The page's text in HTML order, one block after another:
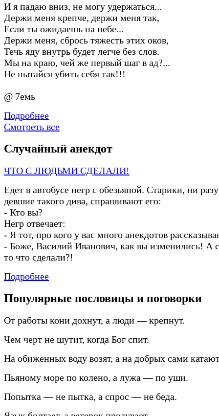
И я падаю вниз, не могу удержаться...
Держи меня крепче, держи меня так,
Если ты ожидаешь на небе...
Держи меня, сбрось тяжесть этих оков,
Течь яду внутрь будет легче без слов.
Мы на краю, чей же первый шаг в ад?...
Не пытайся убить себя так!!!
@ 7емь
Подробнее
Смотреть все
Случайный анекдот
ЧТО С ЛЮДЬМИ СДЕЛАЛИ!
Едет в автобусе негр с обезьяной. Старики, ни
девшие такого дива, спрашивают его:
- Кто вы?
Негр отвечает:
- Я тот, про кого у вас много анекдотов
- Боже, Василий Иванович, как вы изменились! А
то что сделали?!
Подробнее
Популярные пословицы и поговорки
От работы кони дохнут, а люди — крепнут.
Чем черт не шутит, когда Бог спит.
На обиженных воду возят, а на добрых сами
Пьяному море по колено, а лужа — по уши.
Попытка — не пытка, а спрос — не беда.